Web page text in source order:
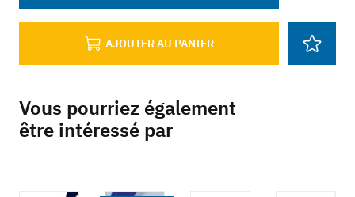
AJOUTER AU PANIER
Vous pourriez également
être intéressé par